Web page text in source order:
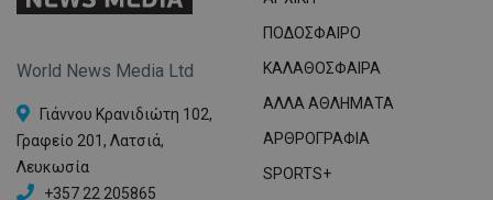
World News Media Ltd
Γιάννου Κρανιδιώτη 102,
Γραφείο 201, Λατσιά,
Λευκωσία
+357 22 205865
ΠΟΔΟΣΦΑΙΡΟ
ΚΑΛΑΘΟΣΦΑΙΡΑ
ΑΛΛΑ ΑΘΛΗΜΑΤΑ
ΑΡΘΡΟΓΡΑΦΙΑ
SPORTS+